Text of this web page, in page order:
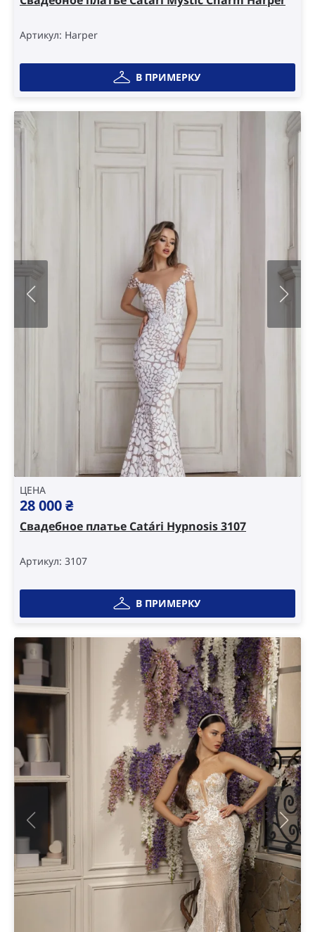
Артикул: Harper
В ПРИМЕРКУ
ЦЕНА
28 000₴
Свадебное платье Catári Hypnosis 3107
Артикул: 3107
В ПРИМЕРКУ